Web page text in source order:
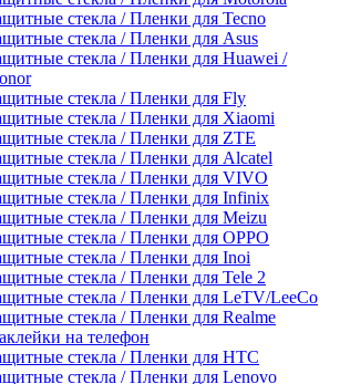
стекла / Пленки для Tecno
стекла / Пленки для Asus
стекла / Пленки для Huawei /
стекла / Пленки для Fly
стекла / Пленки для Xiaomi
стекла / Пленки для ZTE
стекла / Пленки для Alcatel
стекла / Пленки для VIVO
стекла / Пленки для Infinix
стекла / Пленки для Meizu
стекла / Пленки для OPPO
стекла / Пленки для Inoi
стекла / Пленки для Tele 2
стекла / Пленки для LeTV/LeeCo
стекла / Пленки для Realme
на телефон
стекла / Пленки для HTC
стекла / Пленки для Lenovo